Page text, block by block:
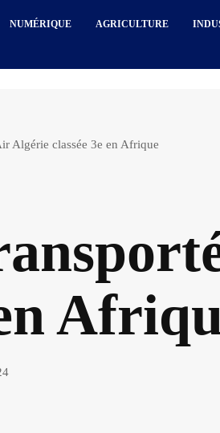
NUMÉRIQUE AGRICULTURE
Algérie classée 3e en Afrique